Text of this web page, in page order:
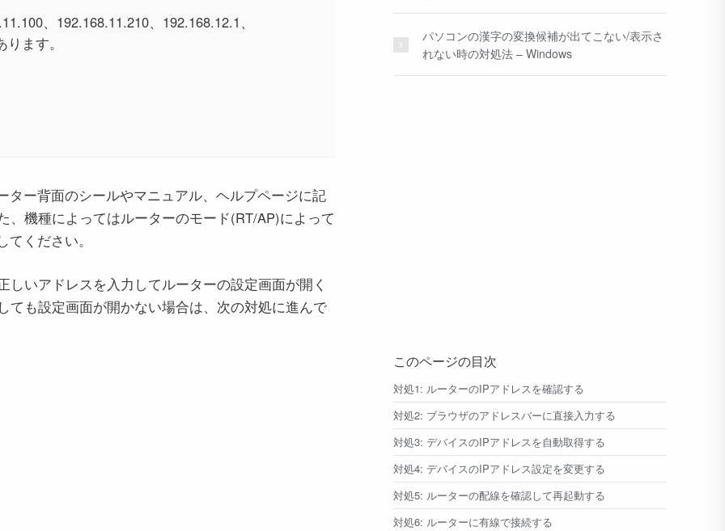
、192.168.11.210、192.168.12.1、
ます。
ー背面のシールやマニュアル、ヘルプページに記
機種によってはルーターのモード(RT/AP)によって
ください。
いアドレスを入力してルーターの設定画面が開く
ても設定画面が開かない場合は、次の対処に進んで
パソコンの漢字の変換候補が出てこない/表示さ
れない時の対処法 – Windows
このページの目次
対処1: ルーターのIPアドレスを確認する
対処2: ブラウザのアドレスバーに直接入力する
対処3: デバイスのIPアドレスを自動取得する
対処4: デバイスのIPアドレス設定を変更する
対処5: ルーターの配線を確認して再起動する
対処6: ルーターに有線で接続する